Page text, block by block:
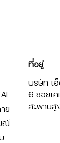
ย
ณ์
ที่อยู่
บริษัท เ
6 ซอยเ
สะพาน